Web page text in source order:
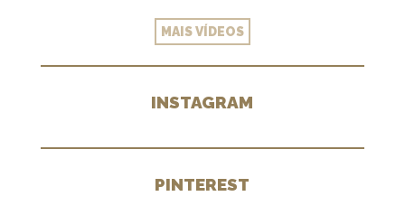
MAIS VÍDEOS
INSTAGRAM
PINTEREST